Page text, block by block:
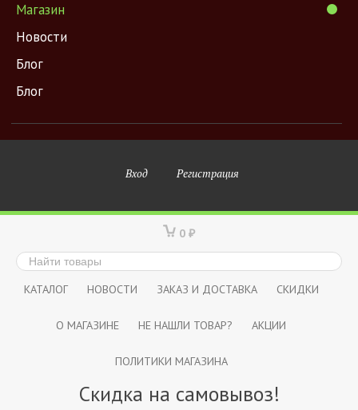
Магазин
Новости
Блог
Блог
Вход Регистрация
0 ₽
КАТАЛОГ НОВОСТИ ЗАКАЗ И ДОСТАВКА СКИДКИ
О МАГАЗИНЕ НЕ НАШЛИ ТОВАР? АКЦИИ
ПОЛИТИКИ МАГАЗИНА
Скидка на самовывоз!